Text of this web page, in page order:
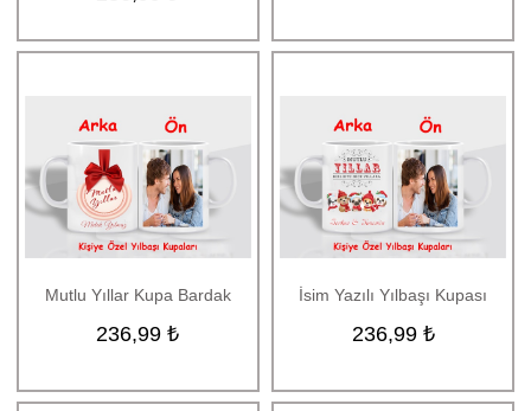
Mutlu Yıllar Kupa Bardak
236,99 ₺
İsim Yazılı Yılbaşı Kupası
236,99 ₺